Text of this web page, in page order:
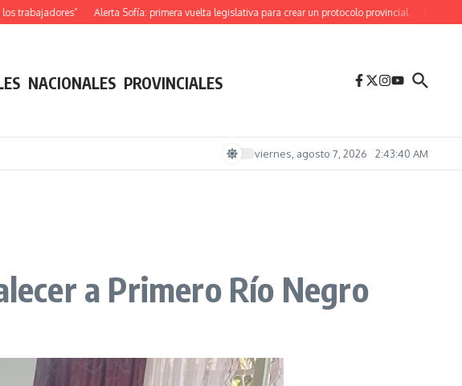
Alerta Sofía: primera vuelta legislativa para crear un protocolo provincial Derrota
NACIONALES PROVINCIALES
viernes, agosto 7, 2026 2:43:41 AM
a Primero Río Negro